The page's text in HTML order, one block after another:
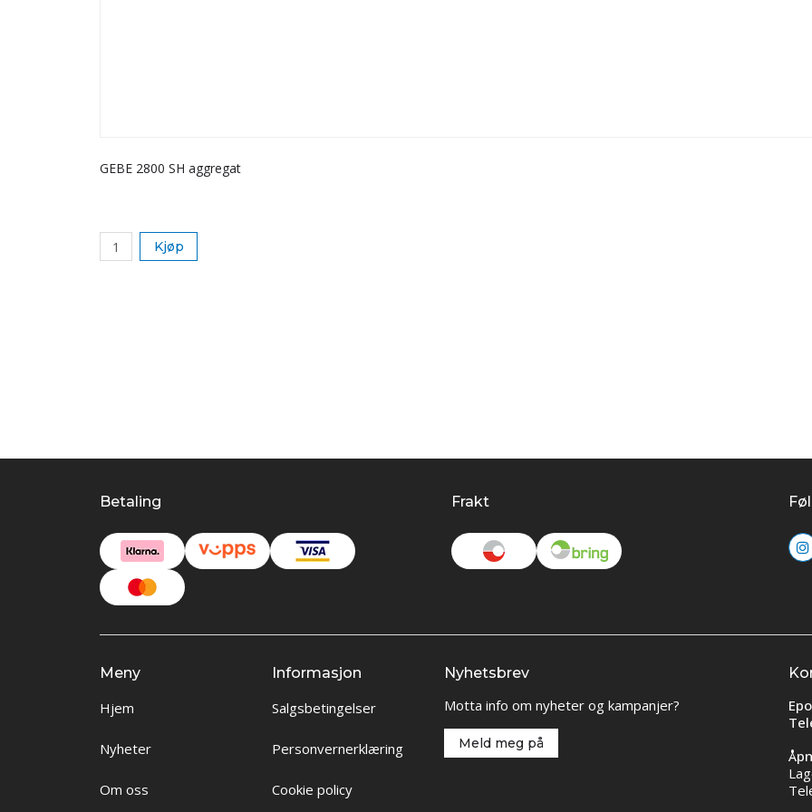
GEBE 2800 SH aggregat
Kjøp
Betaling Frakt
Meny
Hjem
Nyheter
Om oss
Informasjon
Salgsbetingelser
Personvernerklæring
Cookie policy
Nyhetsbrev
Motta info om nyheter og kampanjer?
Meld meg på